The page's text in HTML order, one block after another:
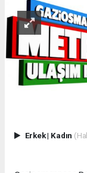
Erkek| Kadın